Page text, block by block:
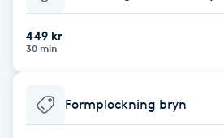
Babylights
Balayage
449 kr
30 min
Formplockning bryn